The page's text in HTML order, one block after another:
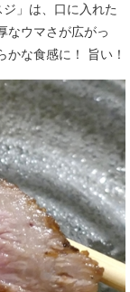
」は、口に入れた
なウマさが広がっ
な食感に！ 旨い！